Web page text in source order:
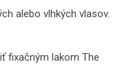
alebo vlhkých vlasov.
fixačným lakom The